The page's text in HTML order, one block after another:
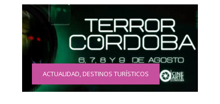
ACTUALIDAD,DESTINOS TURÍSTICOS